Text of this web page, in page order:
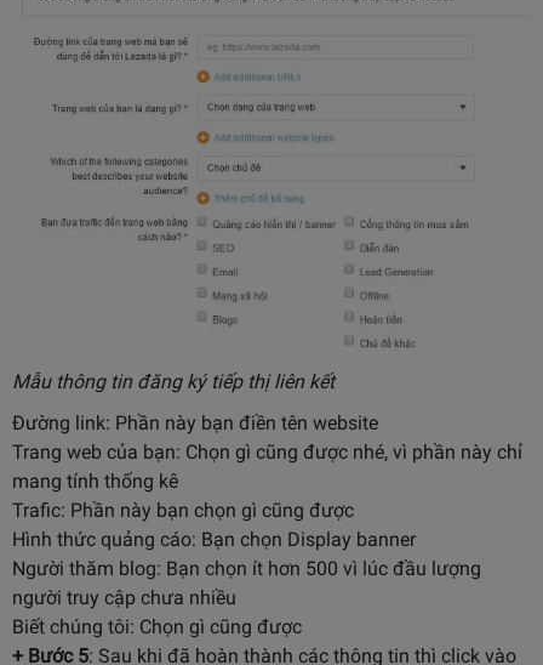
Mẫu thông tin đăng ký tiếp thị liên kết
Đường link: Phần này bạn điền tên website
Trang web của bạn: Chọn gì cũng được nhé, vì phần này chỉ
mang tính thống kê
Trafic: Phần này bạn chọn gì cũng được
Hình thức quảng cáo: Bạn chọn Display banner
Người thăm blog: Bạn chọn ít hơn 500 vì lúc đầu lượng
người truy cập chưa nhiều
Biết chúng tôi: Chọn gì cũng được
+ Bước 5: Sau khi đã hoàn thành các thông tin thì click vào